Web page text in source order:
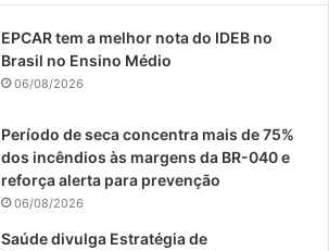
b
o
o
u
e
a
r
EPCAR tem a melhor nota do IDEB no
Brasil no Ensino Médio
06/08/2026
Período de seca concentra mais de 75%
dos incêndios às margens da BR-040 e
reforça alerta para prevenção
06/08/2026
Saúde divulga Estratégia de